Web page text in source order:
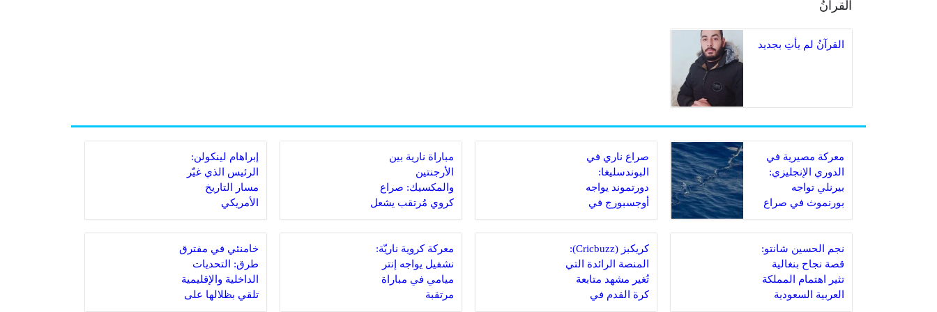
القرآنُ
القرآنُ لم يأتِ بجديد
معركة مصيرية في
الدوري الإنجليزي:
بيرنلي تواجه
بورنموث في صراع
البقاء
صراع ناري في
البوندسليغا:
دورتموند يواجه
أوجسبورج في
مباراة مصيرية
مباراة نارية بين
الأرجنتين
والمكسيك: صراع
كروي مُرتقب يشعل
الملاعب
إبراهام لينكولن:
الرئيس الذي غيّر
مسار التاريخ
الأمريكي
نجم الحسين شانتو:
قصة نجاح بنغالية
تثير اهتمام المملكة
العربية السعودية
كريكبز (Cricbuzz):
المنصة الرائدة التي
تُغير مشهد متابعة
كرة القدم في
السعودية
معركة كروية ناريّة:
نشفيل يواجه إنتر
ميامي في مباراة
مرتقبة
خامنئي في مفترق
طرق: التحديات
الداخلية والإقليمية
تلقي بظلالها على
المرشد الإيراني